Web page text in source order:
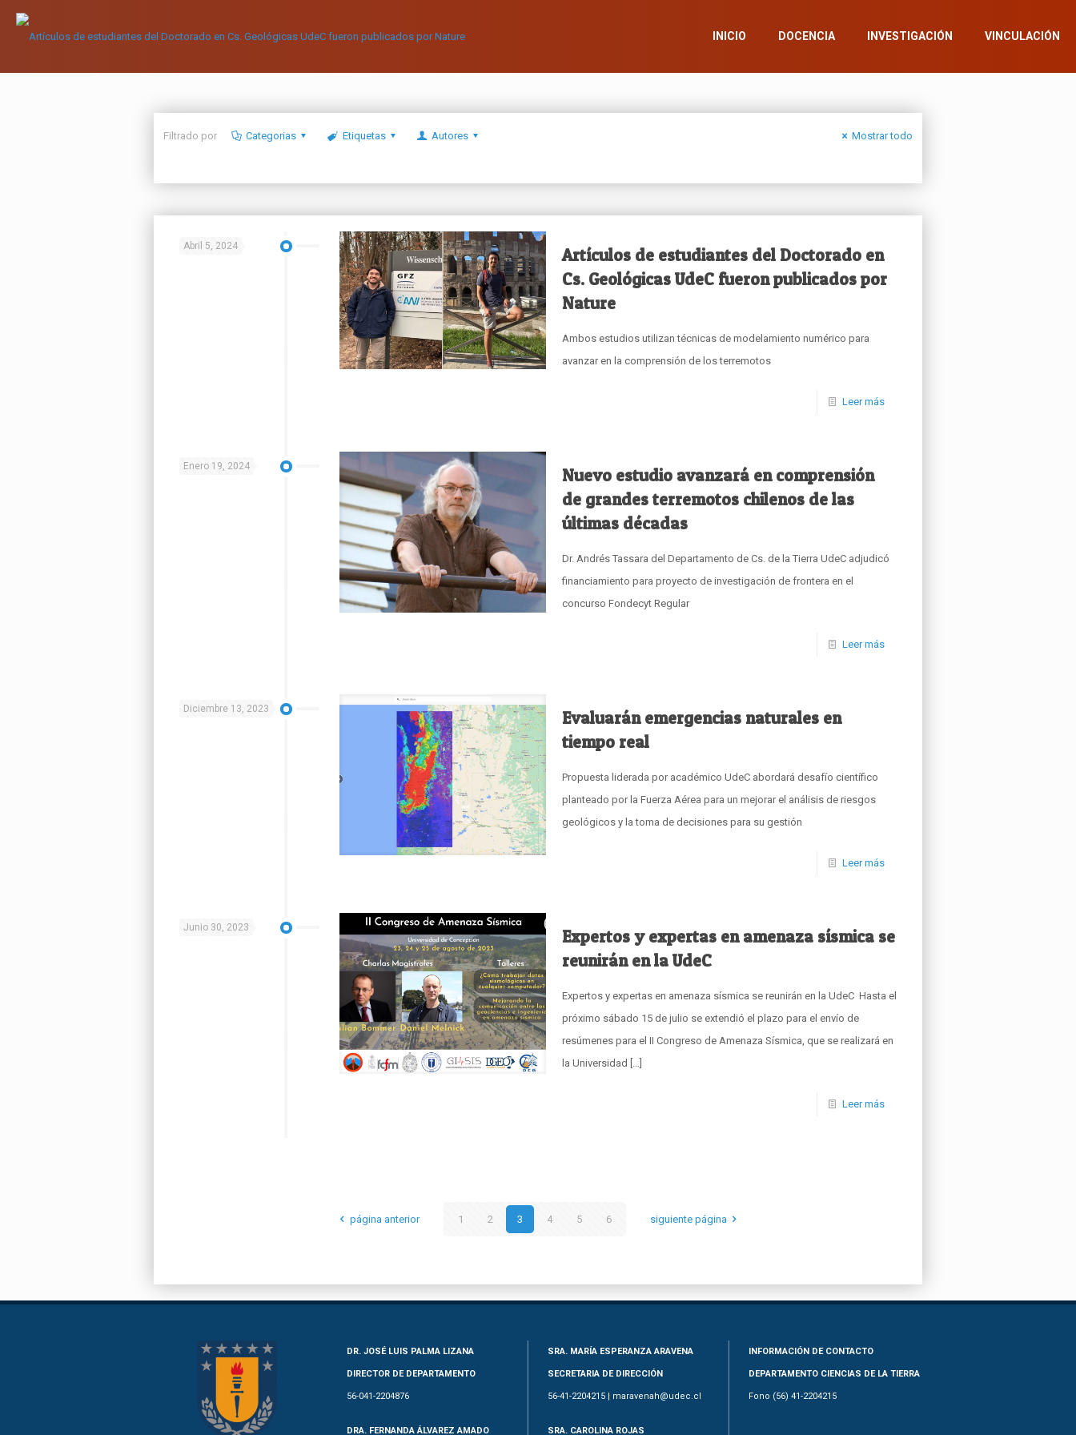
INICIO DOCENCIA INVESTIGACIÓN VINCULACIÓN
Filtrado por Categorias Etiquetas Autores Mostrar todo
Abril 5, 2024
Artículos de estudiantes del Doctorado en
Cs. Geológicas UdeC fueron publicados por
Nature
Ambos estudios utilizan técnicas de modelamiento numérico para
avanzar en la comprensión de los terremotos
Leer más
Enero 19, 2024
Nuevo estudio avanzará en comprensión
de grandes terremotos chilenos de las
últimas décadas
Dr. Andrés Tassara del Departamento de Cs. de la Tierra UdeC adjudicó
financiamiento para proyecto de investigación de frontera en el
concurso Fondecyt Regular
Leer más
Diciembre 13, 2023
Evaluarán emergencias naturales en
tiempo real
Propuesta liderada por académico UdeC abordará desafío científico
planteado por la Fuerza Aérea para un mejorar el análisis de riesgos
geológicos y la toma de decisiones para su gestión
Leer más
Junio 30, 2023
Expertos y expertas en amenaza sísmica se
reunirán en la UdeC
Expertos y expertas en amenaza sísmica se reunirán en la UdeC Hasta el
próximo sábado 15 de julio se extendió el plazo para el envío de
resúmenes para el II Congreso de Amenaza Sísmica, que se realizará en
la Universidad […]
Leer más
página anterior 1 2 3 4 5 6 siguiente página
DR. JOSÉ LUIS PALMA LIZANA
DIRECTOR DE DEPARTAMENTO
56-041-2204876
DRA. FERNANDA ÁLVAREZ AMADO
SRA. MARÍA ESPERANZA ARAVENA
SECRETARIA DE DIRECCIÓN
56-41-2204215 | maravenah@udec.cl
SRA. CAROLINA ROJAS
INFORMACIÓN DE CONTACTO
DEPARTAMENTO CIENCIAS DE LA TIERRA
Fono (56) 41-2204215